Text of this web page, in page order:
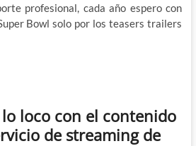
profesional, cada año espero con
Bowl solo por los teasers trailers
lo loco con el contenido
de streaming de